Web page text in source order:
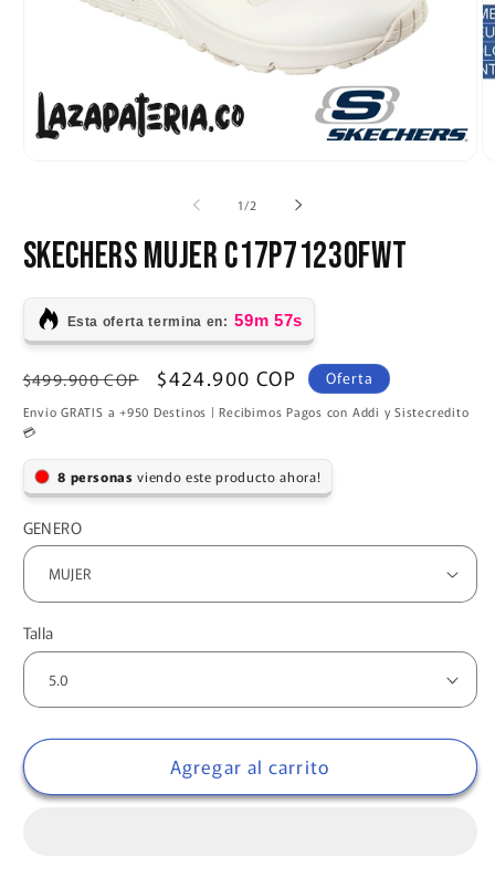
una
ventana
1/de
2
SKECHERS MUJER C17P7123OFWT
Esta oferta termina en: 59m 56s
Precio
habitual
$499.900 COP
Precio
de
$424.900 COP Oferta
Envío GRATIS a +950 Destinos | Recibimos Pagos con Addi y Sistecredito
💳
personas viendo este producto ahora!
GENERO
Talla
Agregar al carrito